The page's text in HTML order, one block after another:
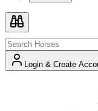
Login & Create